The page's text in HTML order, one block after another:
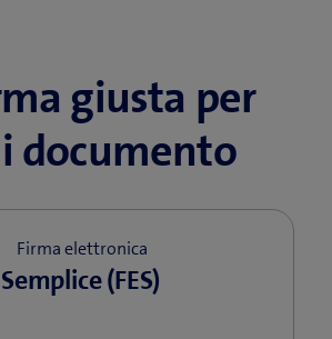
giusta per
documento
Firma elettronica
Semplice (FES)